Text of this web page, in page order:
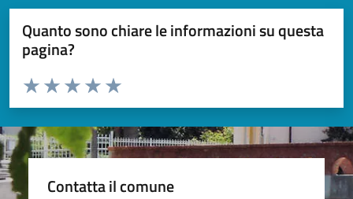
Quanto sono chiare le informazioni su questa
pagina?
Valuta da 1 a 5 stelle la pagina
Valuta 5 stelle su 5
Valuta 4 stelle su 5
Valuta 3 stelle su 5
Valuta 2 stelle su 5
Valuta 1 stelle su 5
Contatta il comune